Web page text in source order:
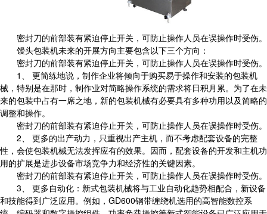
密封刀的前部装有紧迫停止开关，可防止操作人员在误操作时受伤。
馒头包装机未来的开展方向主要包含以下三个方向：
密封刀的前部装有紧迫停止开关，可防止操作人员在误操作时受伤。
1、 更简练地说，制作企业将倾向于购买易于操作和安装的包装机
械，特别是在那时，制作业对简略操作系统的需求将日积月累。为了在未
来的包装中占有一席之地，新的包装机械有必要具有多种功用以及简略的
调整和操作。
密封刀的前部装有紧迫停止开关，可防止操作人员在误操作时受伤。
2、 更多的出产动力，只重视出产主机，而不考虑配套设备的完整
性，会使包装机械无法发挥应有的效果。因而，配套设备的开发和主机功
用的扩展是进步设备市场竞争力和经济性的关键因素。
密封刀的前部装有紧迫停止开关，可防止操作人员在误操作时受伤。
3、 更多自动化：新式包装机械将与工业自动化趋势相配合，新设备
和技能得到广泛应用。例如，GD600钢带缠绕机选用的高智能数控系